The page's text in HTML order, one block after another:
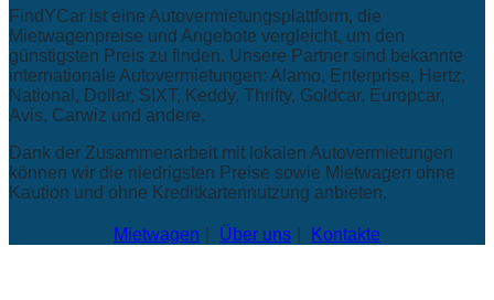
FindYCar ist eine Autovermietungsplattform, die
Mietwagenpreise und Angebote vergleicht, um den
günstigsten Preis zu finden. Unsere Partner sind bekannte
internationale Autovermietungen: Alamo, Enterprise, Hertz,
National, Dollar, SIXT, Keddy, Thrifty, Goldcar, Europcar,
Avis, Carwiz und andere.
Dank der Zusammenarbeit mit lokalen Autovermietungen
können wir die niedrigsten Preise sowie Mietwagen ohne
Kaution und ohne Kreditkartennutzung anbieten.
Mietwagen Über uns Kontakte